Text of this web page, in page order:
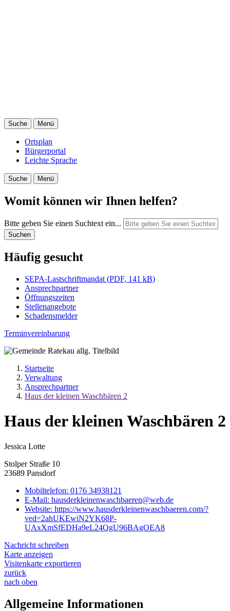
Suche Menü
Ortsplan
Bürgerportal
Leichte Sprache
Suche Menü
Womit können wir Ihnen helfen?
Bitte geben Sie einen Suchtext ein...
Suchen
Häufig gesucht
SEPA-Lastschriftmandat (PDF, 141 kB)
Ansprechpartner
Öffnungszeiten
Stellenangebote
Schadensmelder
Terminvereinbarung
Startseite
Verwaltung
Ansprechpartner
Haus der kleinen Waschbären 2
Haus der kleinen Waschbären 2
Jessica Lotte
Stolper Straße 10
23689 Pansdorf
Mobiltelefon: 0176 34938121
E-Mail: hausderkleinenwaschbaeren@web.de
Website: https://www.hausderkleinenwaschbaeren.com/?
ved=2ahUKEwiN2YK68P-
UAxXmSfEDHa9eL24QgU96BAgOEA8
Nachricht schreiben
Karte anzeigen
Visitenkarte exportieren
zurück
nach oben
Allgemeine Informationen